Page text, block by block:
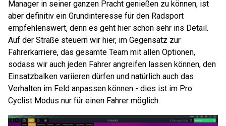
Manager in seiner ganzen Pracht genießen zu können, ist
aber definitiv ein Grundinteresse für den Radsport
empfehlenswert, denn es geht hier schon sehr ins Detail.
Auf der Straße steuern wir hier, im Gegensatz zur
Fahrerkarriere, das gesamte Team mit allen Optionen,
sodass wir auch jeden Fahrer angreifen lassen können, den
Einsatzbalken variieren dürfen und natürlich auch das
Verhalten im Feld anpassen können - dies ist im Pro
Cyclist Modus nur für einen Fahrer möglich.